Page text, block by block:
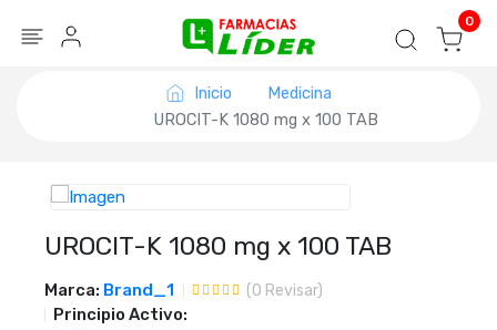
Seguir mi pedido 0
Inicio
Medicina
UROCIT-K 1080 mg x 100 TAB
UROCIT-K 1080 mg x 100 TAB
Marca: Brand_1 (0 Revisar)
Principio Activo: